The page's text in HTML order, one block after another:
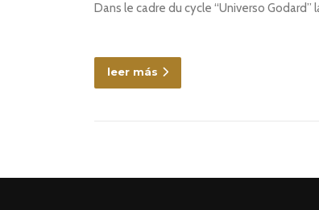
Dans le cadre du cycle “Universo Godard”
leer más